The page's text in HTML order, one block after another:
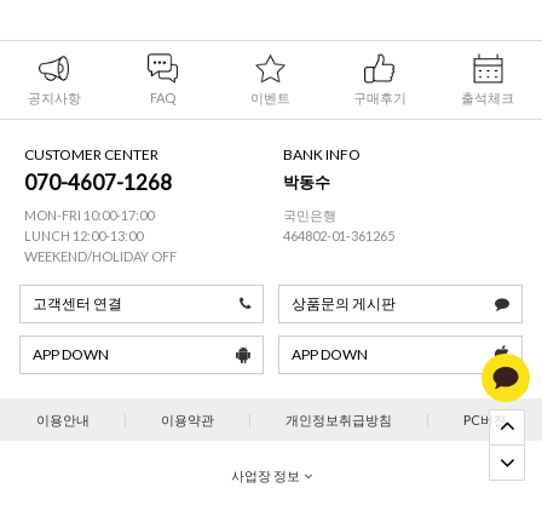
공지사항 FAQ 이벤트 구매후기 출석체크
CUSTOMER CENTER
070-4607-1268
MON-FRI 10:00-17:00
LUNCH 12:00-13:00
WEEKEND/HOLIDAY OFF
BANK INFO
박동수
국민은행
464802-01-361265
고객센터 연결 상품문의 게시판
APP DOWN APP DOWN
이용안내 | 이용약관 | 개인정보취급방침 | PC버젼
사업장 정보